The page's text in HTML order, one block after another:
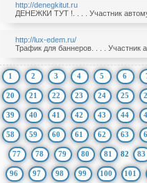
http://denegkitut.ru
ДЕНЕЖКИ ТУТ !. . . . Участник
http://lux-edem.ru/
Трафик для баннеров. . . . Участник
1 2 3 4 5 6
20 21 22 23 24 25
39 40 41 42 43 44
58 59 60 61 62 63
77 78 79 80 81 82 83
96 97 98 99 100 101